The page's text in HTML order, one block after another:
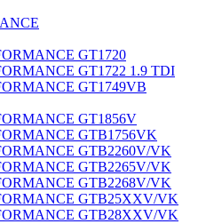
GT1720
GT1722 1.9 TDI
GT1749VB
GT1856V
GTB1756VK
GTB2260V/VK
GTB2265V/VK
GTB2268V/VK
GTB25XXV/VK
GTB28XXV/VK